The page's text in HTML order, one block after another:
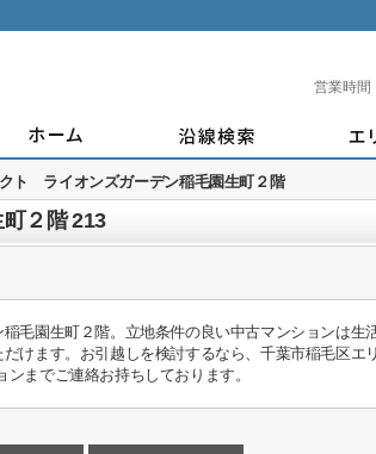
営業時間
ト ライオンズガーデン稲毛園生町２階
２階 213
毛園生町２階。立地条件の良い中古マンションは生
けます。お引越しを検討するなら、千葉市稲毛区エ
までご連絡お持ちしております。